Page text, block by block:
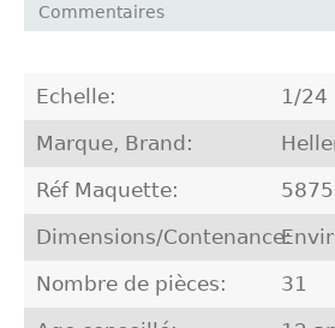
Commentaires
Echelle: 1/24
Marque, Brand:
Réf Maquette:
Dimensions/Contenance:
Nombre de pièces: 31